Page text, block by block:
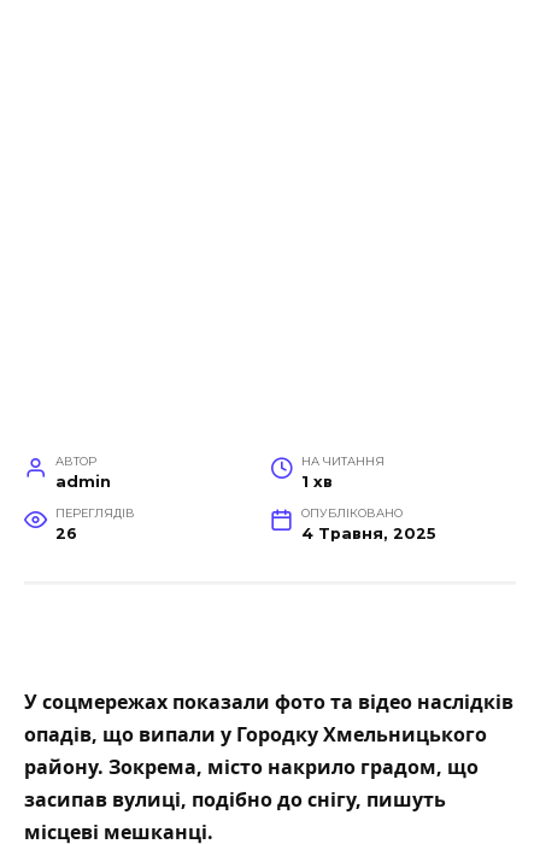
АВТОР
admin
НА ЧИТАННЯ
1 хв
ПЕРЕГЛЯДІВ
26
ОПУБЛІКОВАНО
4 Травня, 2025
У соцмережах показали фото та відео наслідків
опадів, що випали у Городку Хмельницького
району. Зокрема, місто накрило градом, що
засипав вулиці, подібно до снігу, пишуть
місцеві мешканці.